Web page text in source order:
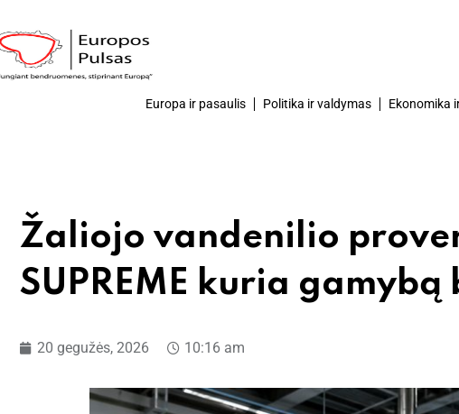
Europa ir pasaulis Politika ir valdymas Ekonomika
Žaliojo vandenilio
SUPREME kuria
20 gegužės, 2026 10:16 am